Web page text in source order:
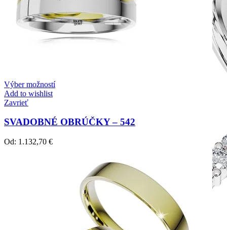
Výber možností
Add to wishlist
Zavrieť
SVADOBNÉ OBRÚČKY – 542
Od: 1.132,70 €